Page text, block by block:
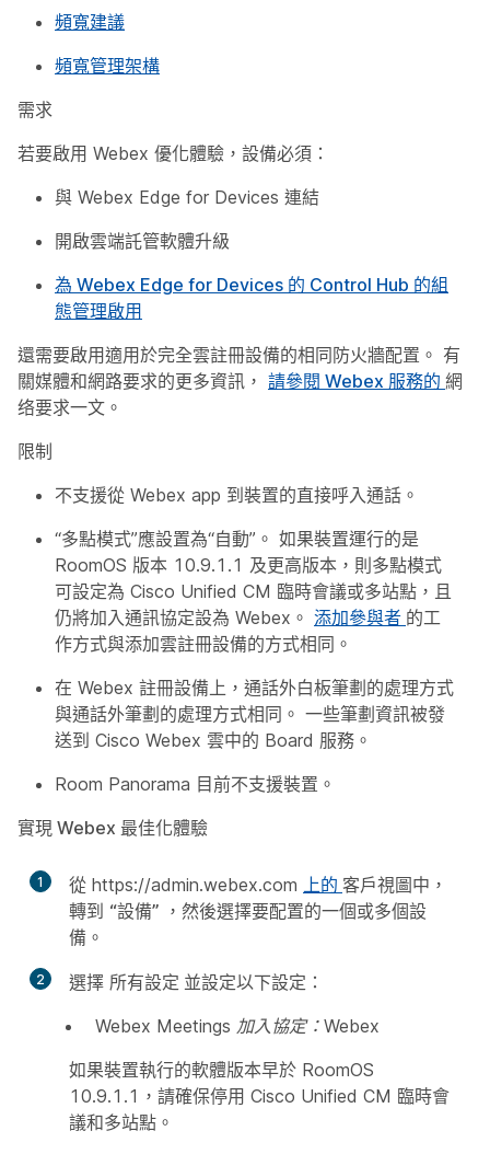
頻寬建議
頻寬管理架構
需求
若要啟用 Webex 優化體驗，設備必須：
與 Webex Edge for Devices 連結
開啟雲端託管軟體升級
為 Webex Edge for Devices 的 Control Hub 的組
態管理啟用
還需要啟用適用於完全雲註冊設備的相同防火牆配置。 有
關媒體和網路要求的更多資訊， 請參閱 Webex 服務的 網
络要求一文。
限制
不支援從 Webex app 到裝置的直接呼入通話。
“多點模式”應設置為“自動”。 如果裝置運行的是
RoomOS 版本 10.9.1.1 及更高版本，則多點模式
可設定為 Cisco Unified CM 臨時會議或多站點，且
仍將加入通訊協定設為 Webex。 添加參與者 的工
作方式與添加雲註冊設備的方式相同。
在 Webex 註冊設備上，通話外白板筆劃的處理方式
與通話外筆劃的處理方式相同。 一些筆劃資訊被發
送到 Cisco Webex 雲中的 Board 服務。
Room Panorama 目前不支援裝置。
實現 Webex 最佳化體驗
1 從 https://admin.webex.com 上的 客戶視圖中，
轉到 “設備” ，然後選擇要配置的一個或多個設
備。
2 選擇 所有設定 並設定以下設定：
Webex Meetings 加入協定：Webex
如果裝置執行的軟體版本早於 RoomOS
10.9.1.1，請確保停用 Cisco Unified CM 臨時會
議和多站點。